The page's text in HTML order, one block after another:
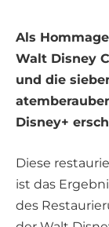
Als
Walt Disney
und die
Disney+
Diese
ist das
des